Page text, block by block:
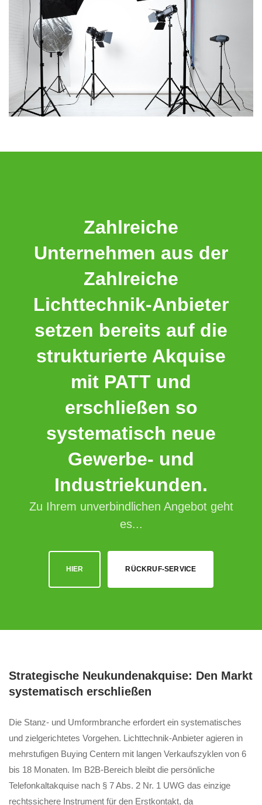
Zahlreiche
Unternehmen aus der
Zahlreiche
Lichttechnik-Anbieter
setzen bereits auf die
strukturierte Akquise
mit PATT und
erschließen so
systematisch neue
Gewerbe- und
Industriekunden.
Zu Ihrem unverbindlichen Angebot geht
es...
HIER RÜCKRUF-SERVICE
Strategische Neukundenakquise: Den Markt
systematisch erschließen
Die Stanz- und Umformbranche erfordert ein systematisches
und zielgerichtetes Vorgehen. Lichttechnik-Anbieter agieren in
mehrstufigen Buying Centern mit langen Verkaufszyklen von 6
bis 18 Monaten. Im B2B-Bereich bleibt die persönliche
Telefonkaltakquise nach § 7 Abs. 2 Nr. 1 UWG das einzige
rechtssichere Instrument für den Erstkontakt, da